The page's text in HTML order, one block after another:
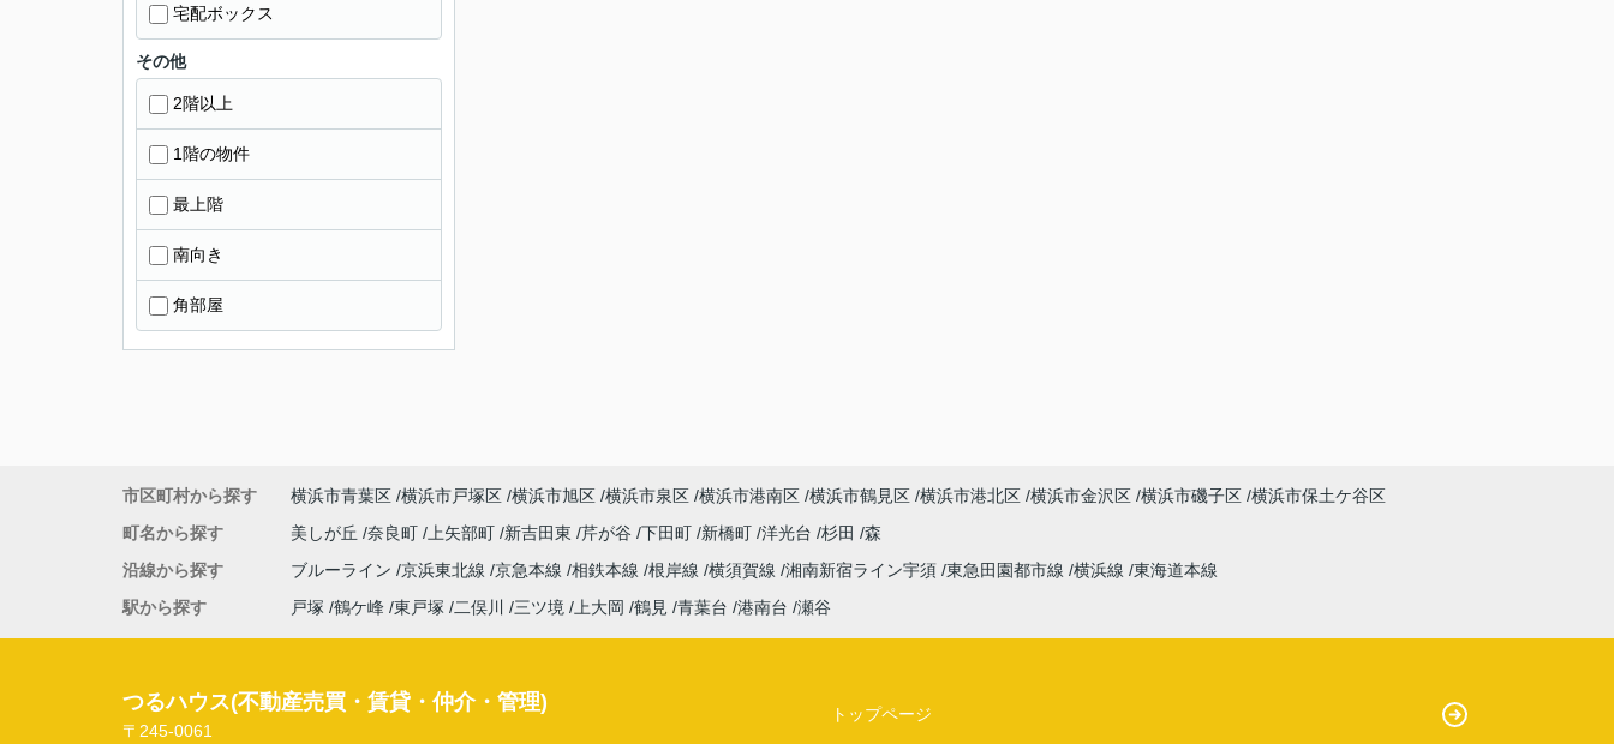
宅配ボックス
その他
2階以上
1階の物件
最上階
南向き
角部屋
市区町村から探す 横浜市青葉区 横浜市戸塚区 横浜市旭区 横浜市泉区 横浜市港南区 横浜市鶴見区 横浜市港北区 横浜市金沢区 横浜市磯子区 横浜市保土ケ谷区
町名から探す
美しが丘 奈良町 上矢部町 新吉田東 芹が谷 下田町 新橋町 洋光台 杉田
森
沿線から探す
ブルーライン 京浜東北線 京急本線 相鉄本線 根岸線 横須賀線 湘南新宿ライン宇須 東急田園都市線 横浜線 東海道本線
駅から探す
戸塚 鶴ケ峰 東戸塚 二俣川 三ツ境 上大岡 鶴見 青葉台 港南台 瀬谷
つるハウス(不動産売買・賃貸・仲介・管理)
〒245-0061
トップページ